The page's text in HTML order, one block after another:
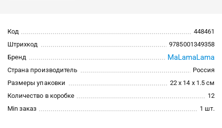
Код
448461
Штрихкод
9785001349358
Бренд
MaLamaLama
Страна производитель
Россия
Размеры упаковки
22 x 14 x 1.5 см
Количество в коробке
12
Min заказ
1 шт.